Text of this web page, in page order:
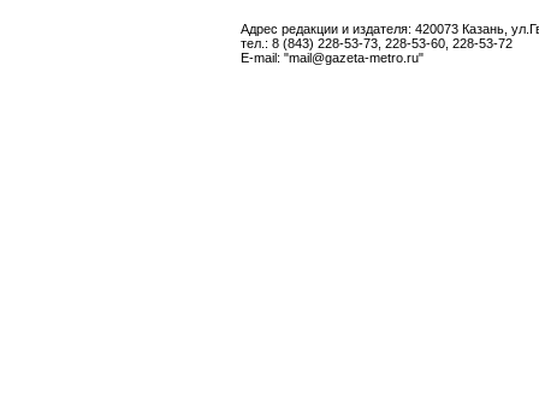
Адрес редакции и издателя: 420073 Казань,
тел.: 8 (843) 228-53-73, 228-53-60, 228-53-72
E-mail: "mail@gazeta-metro.ru"